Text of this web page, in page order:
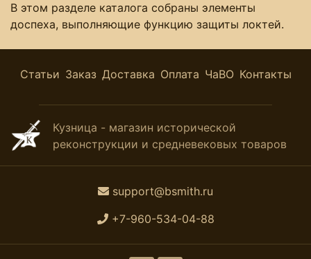
В этом разделе каталога собраны элементы
доспеха, выполняющие функцию защиты локтей.
Статьи Заказ Доставка Оплата ЧаВО Контакты
Кузница - магазин исторической
реконструкции и средневековых товаров
support@bsmith.ru
+7-960-534-04-88